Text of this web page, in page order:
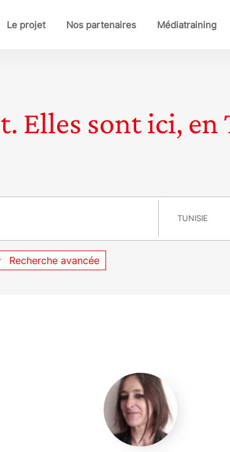
Le projet Nos partenaires Médiatraining
Elles sont ici, en
Recherche avancée
Isabelle
Duquesne